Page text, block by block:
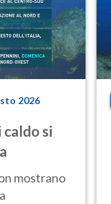
2026
si
mostrano